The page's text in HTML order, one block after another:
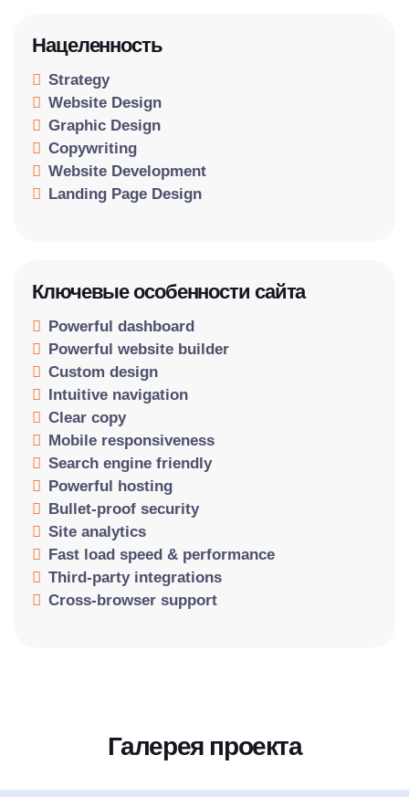
Нацеленность
Strategy
Website Design
Graphic Design
Copywriting
Website Development
Landing Page Design
Ключевые особенности сайта
Powerful dashboard
Powerful website builder
Custom design
Intuitive navigation
Clear copy
Mobile responsiveness
Search engine friendly
Powerful hosting
Bullet-proof security
Site analytics
Fast load speed & performance
Third-party integrations
Cross-browser support
Галерея проекта